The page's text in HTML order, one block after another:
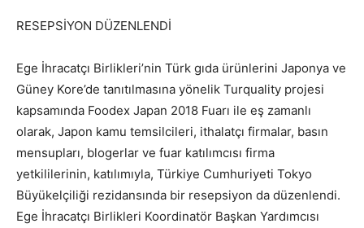
RESEPSİYON DÜZENLENDİ
Ege İhracatçı Birlikleri’nin Türk gıda ürünlerini Japonya ve
Güney Kore’de tanıtılmasına yönelik Turquality projesi
kapsamında Foodex Japan 2018 Fuarı ile eş zamanlı
olarak, Japon kamu temsilcileri, ithalatçı firmalar, basın
mensupları, blogerlar ve fuar katılımcısı firma
yetkililerinin, katılımıyla, Türkiye Cumhuriyeti Tokyo
Büyükelçiliği rezidansında bir resepsiyon da düzenlendi.
Ege İhracatçı Birlikleri Koordinatör Başkan Yardımcısı